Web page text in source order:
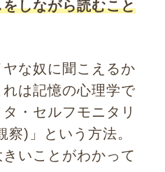
味を引くた
に話